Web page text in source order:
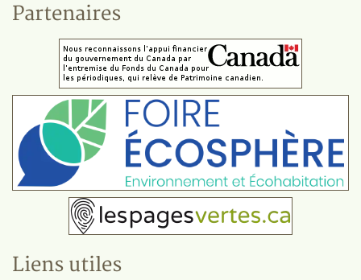
Partenaires
Liens utiles